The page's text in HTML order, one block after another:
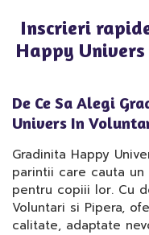
Inscrieri
Happy
De Ce Sa Alegi
Univers In
Gradinita Happy
parintii care cauta
pentru copiii lor. Cu
Voluntari si Pipera,
calitate, adaptate